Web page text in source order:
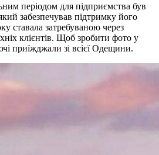
періодом для підприємства був
забезпечував підтримку його
ставала затребуваною через
клієнтів. Щоб зробити фото у
приїжджали зі всієї Одещини.